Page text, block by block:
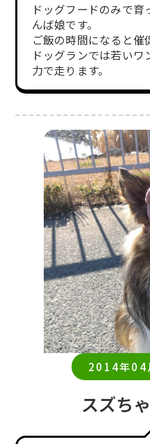
ドッグフードのみで
んば娘です。
ご飯の時間になると催
ドッグランでは若い
力で走ります。
2014年04
スズち